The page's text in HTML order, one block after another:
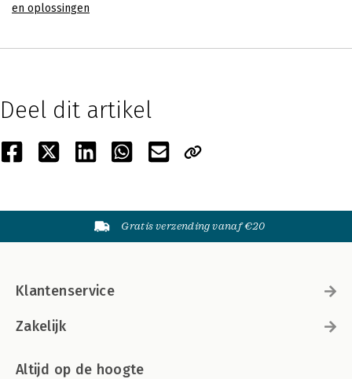
en oplossingen
Deel dit artikel
Gratis verzending vanaf €20
Klantenservice
Zakelijk
Altijd op de hoogte